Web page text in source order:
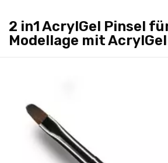
2 in1 AcrylGel Pinsel
Modellage mit AcrylGel